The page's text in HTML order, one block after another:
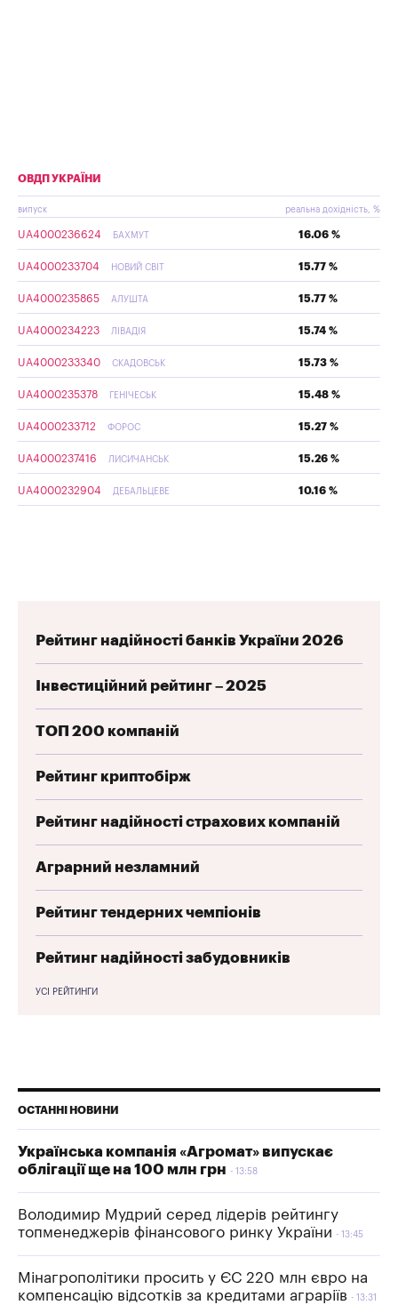
ОВДП УКРАЇНИ
випуск реальна дохідність, %
UA4000236624 БАХМУТ 16.06 %
UA4000233704 НОВИЙ СВІТ 15.77 %
UA4000235865 АЛУШТА 15.77 %
UA4000234223 ЛІВАДІЯ 15.74 %
UA4000233340 СКАДОВСЬК 15.73 %
UA4000235378 ГЕНІЧЕСЬК 15.48 %
UA4000233712 ФОРОС 15.27 %
UA4000237416 ЛИСИЧАНСЬК 15.26 %
UA4000232904 ДЕБАЛЬЦЕВЕ 10.16 %
Рейтинг надійності банків України 2026
Інвестиційний рейтинг – 2025
ТОП 200 компаній
Рейтинг криптобірж
Рейтинг надійності страхових компаній
Аграрний незламний
Рейтинг тендерних чемпіонів
Рейтинг надійності забудовників
УСІ РЕЙТИНГИ
ОСТАННІ НОВИНИ
Українська компанія «Агромат» випускає
облігації ще на 100 млн грн
13:58
Володимир Мудрий серед лідерів рейтингу
топменеджерів фінансового ринку України
13:45
Мінагрополітики просить у ЄС 220 млн євро на
компенсацію відсотків за кредитами аграріїв
13:31